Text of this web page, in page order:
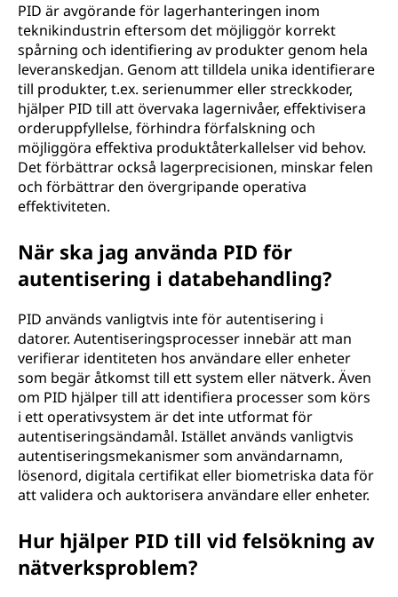
PID är avgörande för lagerhanteringen inom
teknikindustrin eftersom det möjliggör korrekt
spårning och identifiering av produkter genom hela
leveranskedjan. Genom att tilldela unika identifierare
till produkter, t.ex. serienummer eller streckkoder,
hjälper PID till att övervaka lagernivåer, effektivisera
orderuppfyllelse, förhindra förfalskning och
möjliggöra effektiva produktåterkallelser vid behov.
Det förbättrar också lagerprecisionen, minskar felen
och förbättrar den övergripande operativa
effektiviteten.
När ska jag använda PID för
autentisering i databehandling?
PID används vanligtvis inte för autentisering i
datorer. Autentiseringsprocesser innebär att man
verifierar identiteten hos användare eller enheter
som begär åtkomst till ett system eller nätverk. Även
om PID hjälper till att identifiera processer som körs
i ett operativsystem är det inte utformat för
autentiseringsändamål. Istället används vanligtvis
autentiseringsmekanismer som användarnamn,
lösenord, digitala certifikat eller biometriska data för
att validera och auktorisera användare eller enheter.
Hur hjälper PID till vid felsökning av
nätverksproblem?